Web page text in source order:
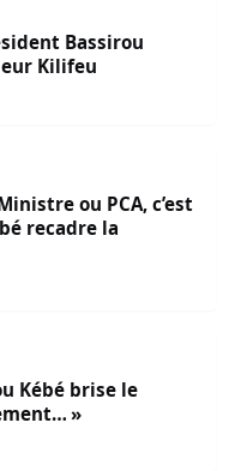
Bassirou
Kilifeu
ou PCA, c’est
recadre la
Kébé brise le
»